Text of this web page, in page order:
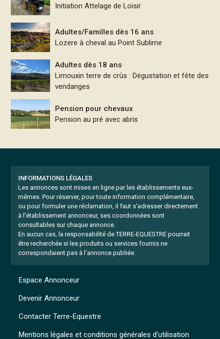
Initiation Attelage de Loisir
Adultes/Familles dès 16 ans
Lozere à cheval au Point Sublime
Adultes dès 18 ans
Limouxin terre de crûs : Dégustation et fête des
vendanges
Pension pour chevaux
Pension au pré avec abris
INFORMATIONS LÉGALES
Les annonces sont mises en ligne par les établissements eux-
mêmes. Pour réserver, pour toute information complémentaire,
ou pour formuler une réclamation, il faut s'adresser directement
à l'établissement annonceur, ses coordonnées sont
consultables sur chaque annonce.
En aucun cas, la responsabilité de TERRE-EQUESTRE pourrait
être recherchée si les produits ou services fournis ne
correspondaient pas à l'annonce publiée.
Mentions légales et conditions générales d'utilisation
Espace Annonceur
Devenir Annonceur
Contacter Terre-Equestre